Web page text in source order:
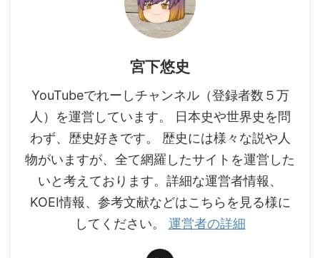
宮下悠史
YouTubeでれーしチャンネル（登録者数５万
人）を運営しています。 日本史や世界史を問
わず、歴史好きです。 歴史には様々な説や人
物がいますが、全て網羅したサイトを運営した
いと考えております。詳細な運営者情報、
KOEI情報、参考文献などはこちらを見る様に
してください。 運営者の詳細